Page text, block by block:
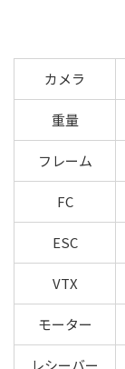
カメラ
重量
フレーム
FC
ESC
VTX
モーター
レシーバー